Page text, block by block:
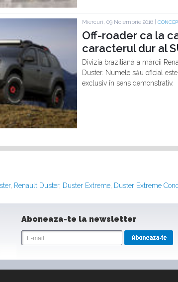
Miercuri, 09 Noiembrie 2016 |
Off-roader ca la
caracterul dur al
Divizia braziliană a mărcii
Duster. Numele său oficial
exclusiv în sens demonstrativ.
, Renault Duster, Duster Extreme, Duster Extreme
Aboneaza-te la newsletter